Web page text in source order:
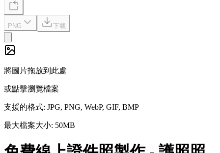
PNG 下載
將圖片拖放到此處
或點擊瀏覽檔案
支援的格式: JPG, PNG, WebP, GIF, BMP
最大檔案大小: 50MB